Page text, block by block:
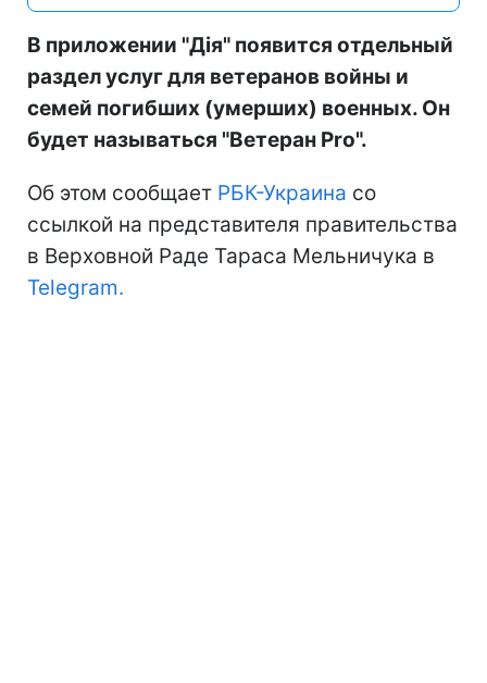
В приложении "Дія" появится отдельный
раздел услуг для ветеранов войны и
семей погибших (умерших) военных. Он
будет называться "Ветеран Pro".
Об этом сообщает РБК-Украина со
ссылкой на представителя правительства
в Верховной Раде Тараса Мельничука в
Telegram.